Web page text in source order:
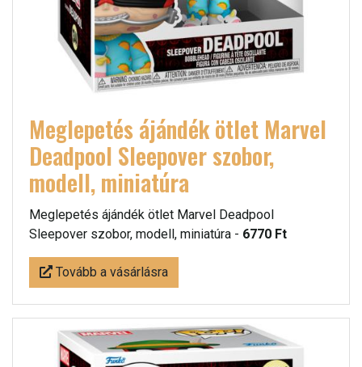
Meglepetés ájándék ötlet Marvel
Deadpool Sleepover szobor,
modell, miniatúra
Meglepetés ájándék ötlet Marvel Deadpool
Sleepover szobor, modell, miniatúra - 6770 Ft
Tovább a vásárlásra